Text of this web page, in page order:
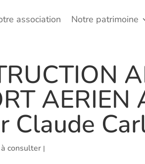
association Notre patrimoine
AERIEN
Claude
consulter |